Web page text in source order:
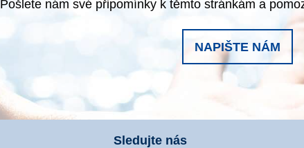
Pošlete nám své připomínky k těmto stránkám a
NAPIŠTE NÁM
Sledujte nás